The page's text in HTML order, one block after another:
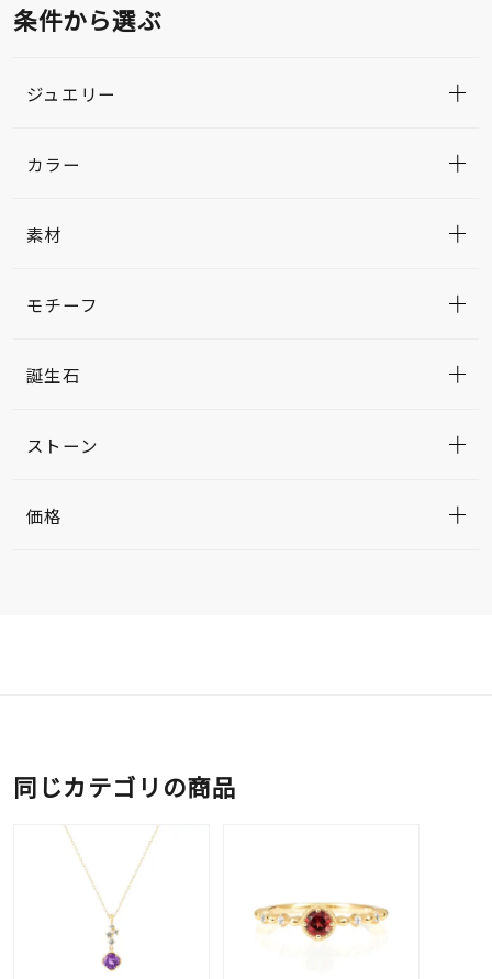
条件から選ぶ
ジュエリー
カラー
素材
モチーフ
誕生石
ストーン
価格
同じカテゴリの商品